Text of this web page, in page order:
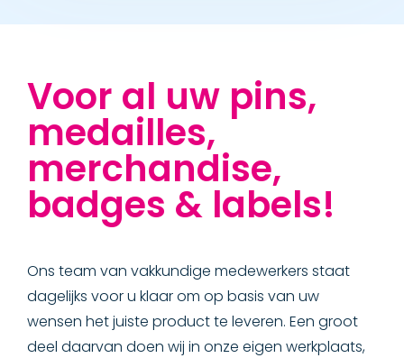
Voor al uw pins,
medailles,
merchandise,
badges & labels!
Ons team van vakkundige medewerkers staat
dagelijks voor u klaar om op basis van uw
wensen het juiste product te leveren. Een groot
deel daarvan doen wij in onze eigen werkplaats,